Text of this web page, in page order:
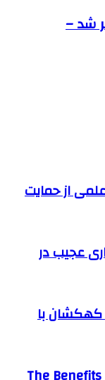
۷.۰ منتشر شد –
از حمایت
عجیب در
کهکشان با